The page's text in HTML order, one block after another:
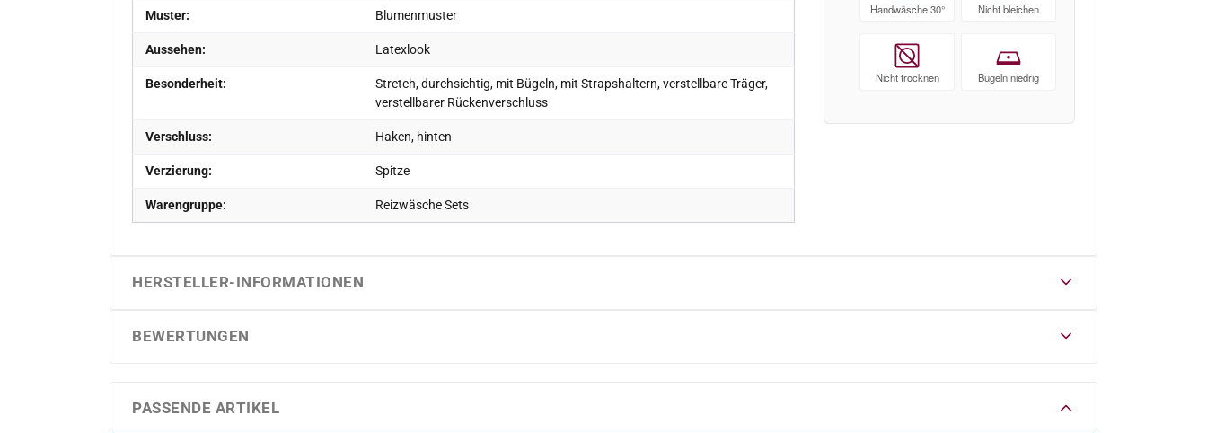
Muster: Blumenmuster
Aussehen: Latexlook
Besonderheit:
Stretch, durchsichtig, mit Bügeln, mit Strapshaltern, verstellbare Träger,
verstellbarer Rückenverschluss
Verschluss: Haken, hinten
Verzierung: Spitze
Warengruppe: Reizwäsche Sets
Handwäsche 30° Nicht bleichen
Nicht trocknen Bügeln niedrig
HERSTELLER-INFORMATIONEN
BEWERTUNGEN
PASSENDE ARTIKEL